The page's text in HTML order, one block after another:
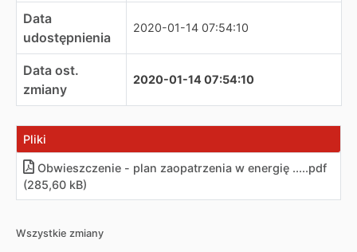
Data
udostępnienia
2020-01-14 07:54:10
Data ost.
zmiany
2020-01-14 07:54:10
Pliki
Obwieszczenie - plan zaopatrzenia w energię .....pdf
(285,60 kB)
Wszystkie zmiany